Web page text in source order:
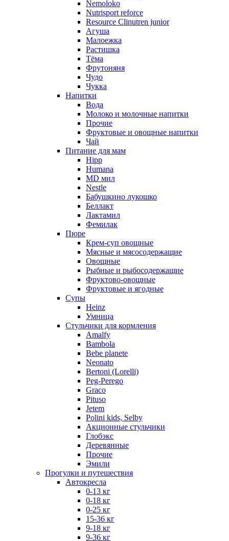
Nemoloko
Nutrisport reforce
Resource Clinutren junior
Агуша
Малоежка
Растишка
Тёма
Фрутоняня
Чудо
Чукка
Напитки
Вода
Молоко и молочные напитки
Прочие
Фруктовые и овощные напитки
Чай
Питание для мам
Hipp
Humana
MD мил
Nestle
Бабушкино лукошко
Беллакт
Лактамил
Фемилак
Пюре
Крем-суп овощные
Мясные и мясосодержащие
Овощные
Рыбные и рыбосодержащие
Фруктово-овощные
Фруктовые и ягодные
Супы
Heinz
Умница
Стульчики для кормления
Amalfy
Bambola
Bebe planete
Neonato
Bertoni (Lorelli)
Peg-Perego
Graco
Pituso
Jetem
Polini kids, Selby
Акционные стульчики
Глобэкс
Деревянные
Прочие
Эмили
Прогулки и путешествия
Автокресла
0-13 кг
0-18 кг
0-25 кг
15-36 кг
9-18 кг
9-36 кг